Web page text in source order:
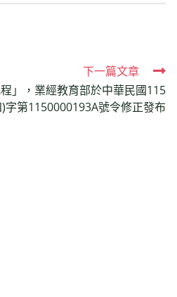
下一篇文章
程」，業經教育部於中華民國115
字第1150000193A號令修正發布